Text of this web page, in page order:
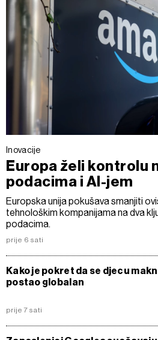
Inovacije
Europa želi kontrolu
podacima i AI-jem
Europska unija pokušava smanjiti
tehnološkim kompanijama na dva
podacima.
prije 6 sati
Kako je pokret da se djecu
postao globalan
prije 7 sati